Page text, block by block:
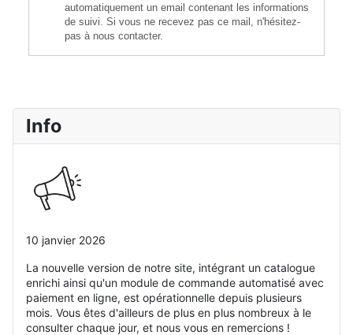
Info
10 janvier 2026
La nouvelle version de notre site, intégrant un catalogue
enrichi ainsi qu'un module de commande automatisé avec
paiement en ligne, est opérationnelle depuis plusieurs
mois. Vous êtes d'ailleurs de plus en plus nombreux à le
consulter chaque jour, et nous vous en remercions !
automatiquement un email contenant les informations
de suivi. Si vous ne recevez pas ce mail, n'hésitez-
pas à nous contacter.